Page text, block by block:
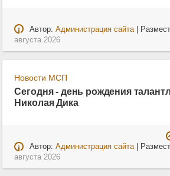
Автор: Администрация сайта|
августа 2026
Новости МСП
Сегодня - день рождения
Николая Дика
Автор: Администрация сайта|
августа 2026